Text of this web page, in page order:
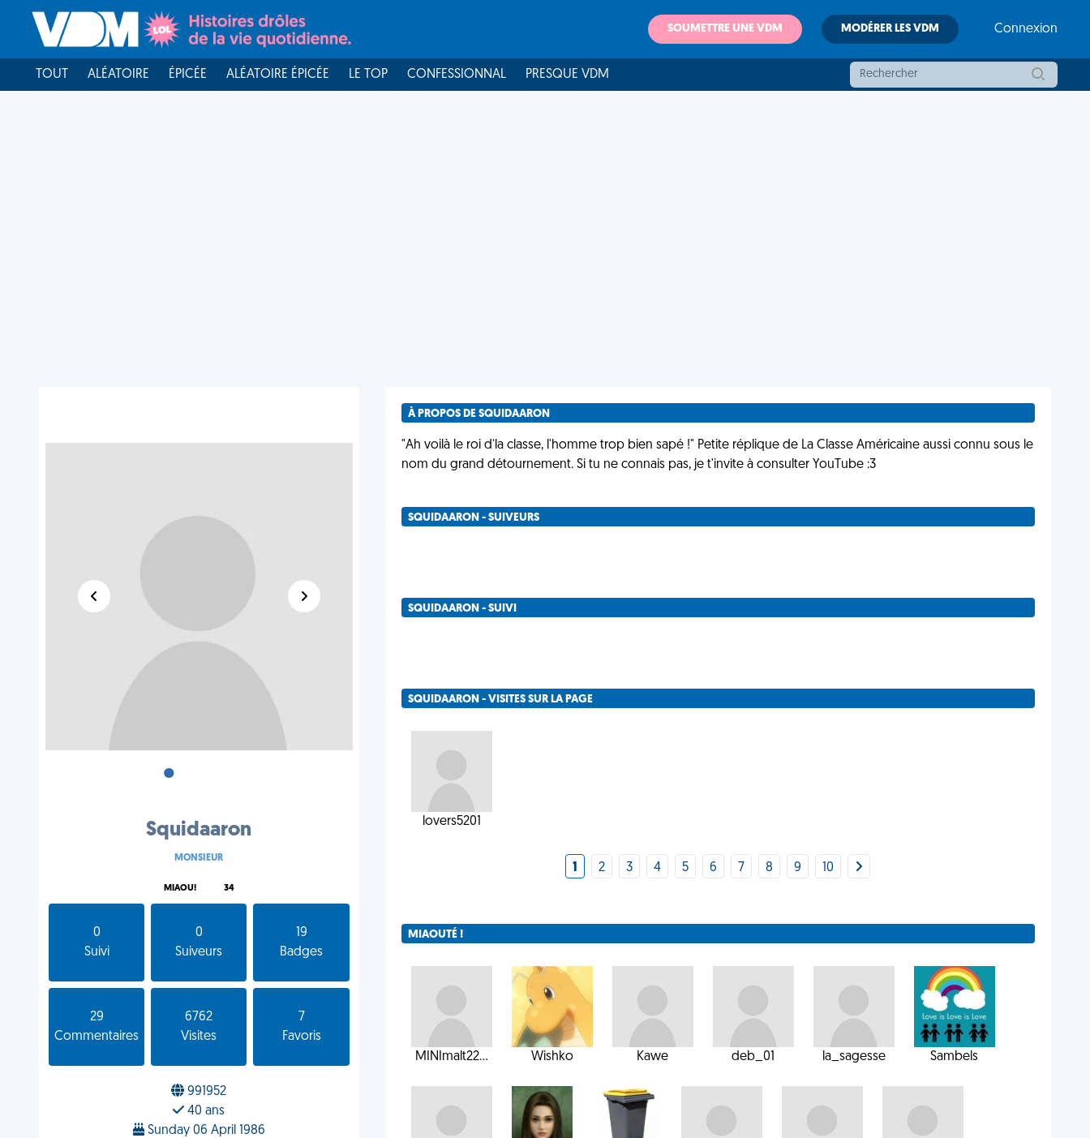
SOUMETTRE UNE VDM MODÉRER LES VDM Connexion
TOUT ALÉATOIRE ÉPICÉE ALÉATOIRE ÉPICÉE LE TOP CONFESSIONNAL PRESQUE VDM
•
Squidaaron
MONSIEUR
MIAOU! 34
0
Suivi
0
Suiveurs
19
Badges
29
Commentaires
6762
Visites
7
Favoris
991952
40 ans
Sunday 06 April 1986
À PROPOS DE SQUIDAARON
"Ah voilà le roi d'la classe, l'homme trop bien sapé !" Petite réplique de La Classe Américaine aussi connu sous le
nom du grand détournement. Si tu ne connais pas, je t'invite à consulter YouTube :3
SQUIDAARON - SUIVEURS
SQUIDAARON - SUIVI
SQUIDAARON - VISITES SUR LA PAGE
lovers5201
1 2 3 4 5 6 7 8 9 10
MIAOUTÉ !
MINImalt22... Wishko Kawe deb_01 la_sagesse Sambels